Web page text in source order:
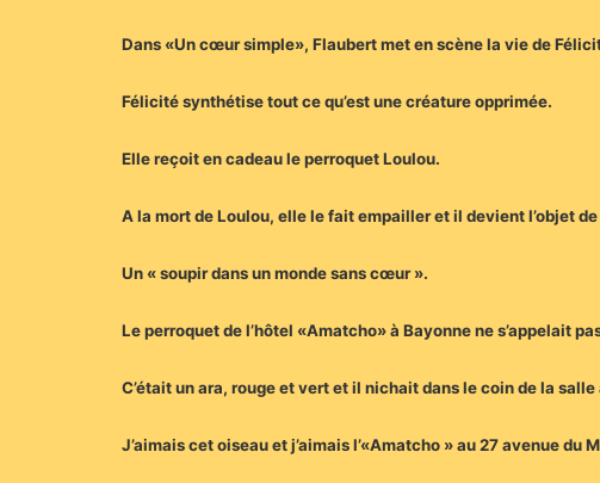
Dans «Un cœur simple», Flaubert met en scène la vie de
Félicité synthétise tout ce qu’est une créature opprimée.
Elle reçoit en cadeau le perroquet Loulou.
A la mort de Loulou, elle le fait empailler et il devient l’objet
Un « soupir dans un monde sans cœur ».
Le perroquet de l’hôtel «Amatcho» à Bayonne ne s’appelait
C’était un ara, rouge et vert et il nichait dans le coin de la
J’aimais cet oiseau et j’aimais l’«Amatcho » au 27 avenue du